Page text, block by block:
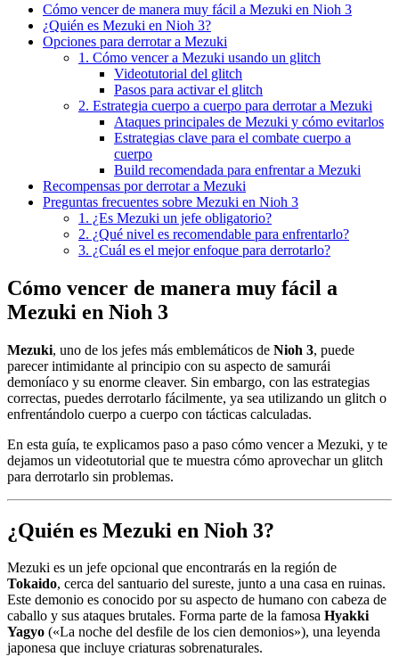
Cómo vencer de manera muy fácil a Mezuki en Nioh 3
¿Quién es Mezuki en Nioh 3?
Opciones para derrotar a Mezuki
1. Cómo vencer a Mezuki usando un glitch
Videotutorial del glitch
Pasos para activar el glitch
2. Estrategia cuerpo a cuerpo para derrotar a Mezuki
Ataques principales de Mezuki y cómo evitarlos
Estrategias clave para el combate cuerpo a
cuerpo
Build recomendada para enfrentar a Mezuki
Recompensas por derrotar a Mezuki
Preguntas frecuentes sobre Mezuki en Nioh 3
1. ¿Es Mezuki un jefe obligatorio?
2. ¿Qué nivel es recomendable para enfrentarlo?
3. ¿Cuál es el mejor enfoque para derrotarlo?
Cómo vencer de manera muy fácil a
Mezuki en Nioh 3
Mezuki, uno de los jefes más emblemáticos de Nioh 3, puede
parecer intimidante al principio con su aspecto de samurái
demoníaco y su enorme cleaver. Sin embargo, con las estrategias
correctas, puedes derrotarlo fácilmente, ya sea utilizando un glitch o
enfrentándolo cuerpo a cuerpo con tácticas calculadas.
En esta guía, te explicamos paso a paso cómo vencer a Mezuki, y te
dejamos un videotutorial que te muestra cómo aprovechar un glitch
para derrotarlo sin problemas.
¿Quién es Mezuki en Nioh 3?
Mezuki es un jefe opcional que encontrarás en la región de
Tokaido, cerca del santuario del sureste, junto a una casa en ruinas.
Este demonio es conocido por su aspecto de humano con cabeza de
caballo y sus ataques brutales. Forma parte de la famosa Hyakki
Yagyo («La noche del desfile de los cien demonios»), una leyenda
japonesa que incluye criaturas sobrenaturales.